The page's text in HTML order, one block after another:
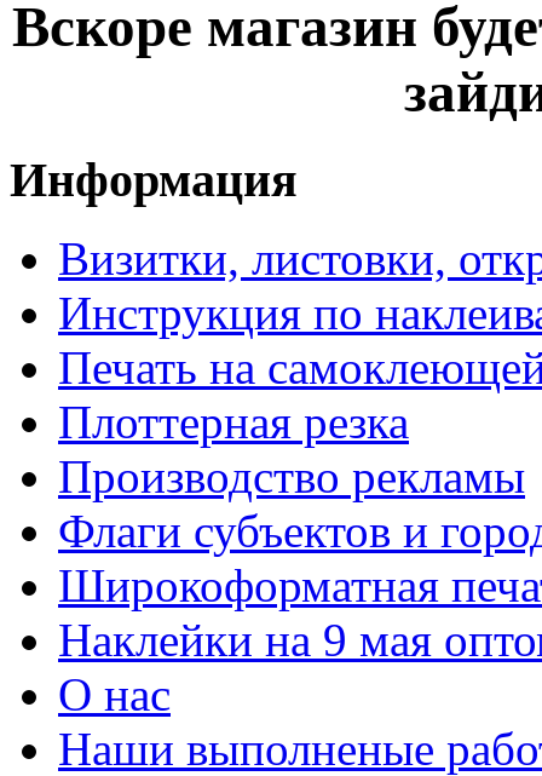
Вскоре магазин
Информация
Визитки, листовки,
Инструкция по
Печать на
Плоттерная резка
Производство рекламы
Флаги субъектов и
Широкоформатная
Наклейки на 9 мая
О нас
Наши выполненые